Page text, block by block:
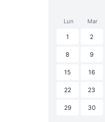
Lun Mar
1 2
8 9
15 16
22 23
29 30